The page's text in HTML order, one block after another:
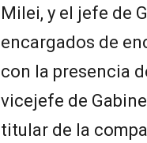
Milei, y el jefe de
encargados de
con la presencia
vicejefe de
titular de la